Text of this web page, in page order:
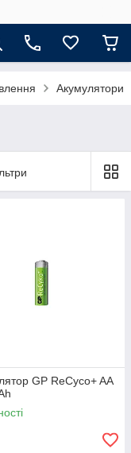
Акумулятори
GP ReCyco+ AА